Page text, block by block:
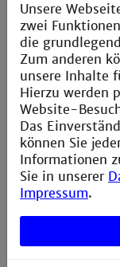
Anfahrt und
Sitemap
Kontakt
Technische
Paul-Wittsack-
+49 621
Unsere
zwei
die
Zum anderen
unsere Inhalte
Hierzu werden
Website-
Das
können Sie
Informationen
Sie in unserer
Impressum.